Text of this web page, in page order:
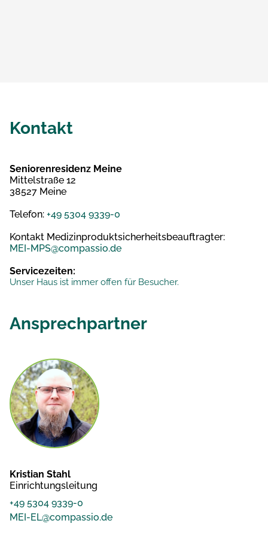
Kontakt
Seniorenresidenz Meine
Mittelstraße 12
38527 Meine
Telefon: +49 5304 9339-0
Kontakt Medizinproduktsicherheitsbeauftragter:
MEI-MPS@compassio.de
Servicezeiten:
Unser Haus ist immer offen für Besucher.
Ansprechpartner
Kristian Stahl
Einrichtungsleitung
+49 5304 9339-0
MEI-EL@compassio.de